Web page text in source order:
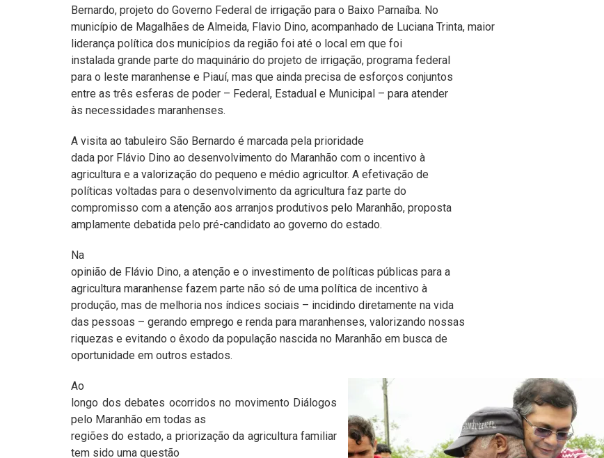
Bernardo, projeto do Governo Federal de irrigação para o Baixo Parnaíba. No
município de Magalhães de Almeida, Flavio Dino, acompanhado de Luciana Trinta, maior
liderança política dos municípios da região foi até o local em que foi
instalada grande parte do maquinário do projeto de irrigação, programa federal
para o leste maranhense e Piauí, mas que ainda precisa de esforços conjuntos
entre as três esferas de poder – Federal, Estadual e Municipal – para atender
às necessidades maranhenses.
A visita ao tabuleiro São Bernardo é marcada pela prioridade
dada por Flávio Dino ao desenvolvimento do Maranhão com o incentivo à
agricultura e a valorização do pequeno e médio agricultor. A efetivação de
políticas voltadas para o desenvolvimento da agricultura faz parte do
compromisso com a atenção aos arranjos produtivos pelo Maranhão, proposta
amplamente debatida pelo pré-candidato ao governo do estado.
Na
opinião de Flávio Dino, a atenção e o investimento de políticas públicas para a
agricultura maranhense fazem parte não só de uma política de incentivo à
produção, mas de melhoria nos índices sociais – incidindo diretamente na vida
das pessoas – gerando emprego e renda para maranhenses, valorizando nossas
riquezas e evitando o êxodo da população nascida no Maranhão em busca de
oportunidade em outros estados.
Ao
longo dos debates ocorridos no movimento Diálogos
pelo Maranhão em todas as
regiões do estado, a priorização da agricultura familiar
tem sido uma questão